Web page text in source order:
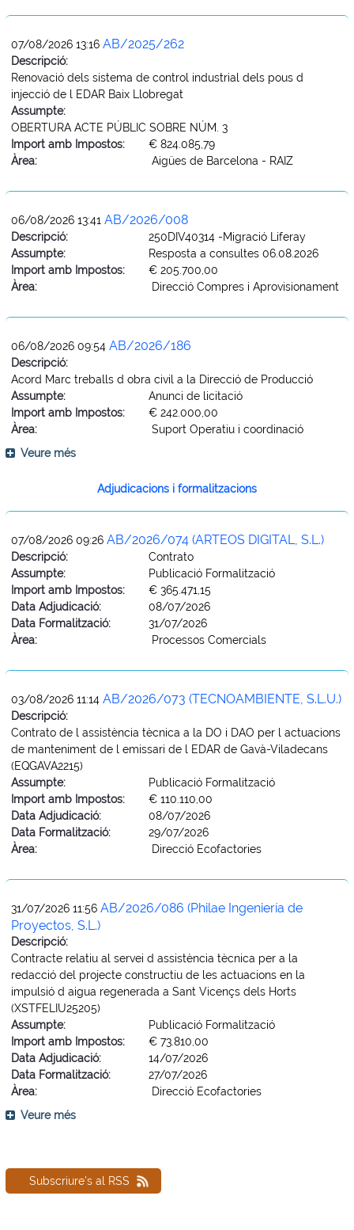
07/08/2026 13:16 AB/2025/262
Descripció:
Renovació dels sistema de control industrial dels pous d
injecció de l EDAR Baix Llobregat
Assumpte:
OBERTURA ACTE PÚBLIC SOBRE NÚM. 3
Import amb Impostos:
€ 824.085,79
Àrea:
Aigües de Barcelona - RAIZ
06/08/2026 13:41 AB/2026/008
Descripció:
250DIV40314 -Migració Liferay
Assumpte:
Resposta a consultes 06.08.2026
Import amb Impostos:
€ 205.700,00
Àrea:
Direcció Compres i Aprovisionament
06/08/2026 09:54 AB/2026/186
Descripció:
Acord Marc treballs d obra civil a la Direcció de Producció
Assumpte:
Anunci de licitació
Import amb Impostos:
€ 242.000,00
Àrea:
Suport Operatiu i coordinació
Veure més
Adjudicacions i formalitzacions
07/08/2026 09:26 AB/2026/074 (ARTEOS DIGITAL, S.L.)
Descripció:
Contrato
Assumpte:
Publicació Formalització
Import amb Impostos:
€ 365.471,15
Data Adjudicació:
08/07/2026
Data Formalització:
31/07/2026
Àrea:
Processos Comercials
03/08/2026 11:14 AB/2026/073 (TECNOAMBIENTE, S.L.U.)
Descripció:
Contrato de l assistència tècnica a la DO i DAO per l actuacions
de manteniment de l emissari de l EDAR de Gavà-Viladecans
(EQGAVA2215)
Assumpte:
Publicació Formalització
Import amb Impostos:
€ 110.110,00
Data Adjudicació:
08/07/2026
Data Formalització:
29/07/2026
Àrea:
Direcció Ecofactories
31/07/2026 11:56 AB/2026/086 (Philae Ingeniería de
Proyectos, S.L.)
Descripció:
Contracte relatiu al servei d assistència tècnica per a la
redacció del projecte constructiu de les actuacions en la
impulsió d aigua regenerada a Sant Vicençs dels Horts
(XSTFELIU25205)
Assumpte:
Publicació Formalització
Import amb Impostos:
€ 73.810,00
Data Adjudicació:
14/07/2026
Data Formalització:
27/07/2026
Àrea:
Direcció Ecofactories
Veure més
Subscriure's al RSS